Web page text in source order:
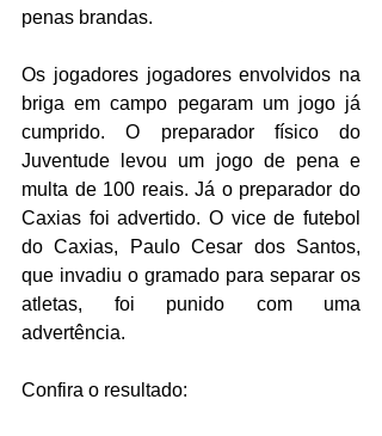
penas brandas.
Os jogadores jogadores envolvidos na
briga em campo pegaram um jogo já
cumprido. O preparador físico do
Juventude levou um jogo de pena e
multa de 100 reais. Já o preparador do
Caxias foi advertido. O vice de futebol
do Caxias, Paulo Cesar dos Santos,
que invadiu o gramado para separar os
atletas, foi punido com uma
advertência.
Confira o resultado: